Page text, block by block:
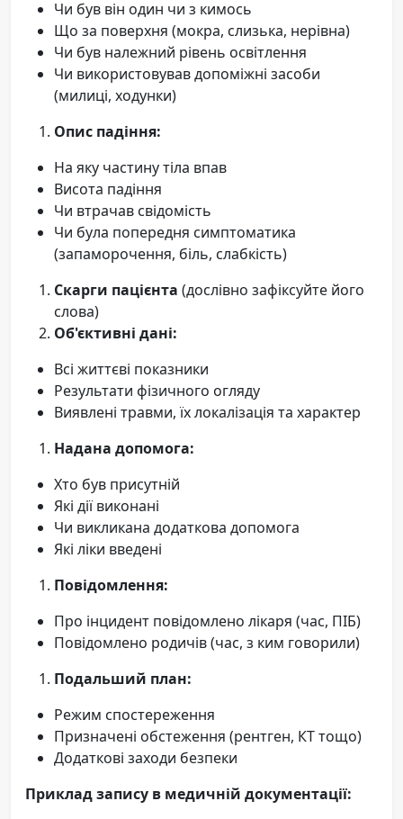
Чи був він один чи з кимось
Що за поверхня (мокра, слизька, нерівна)
Чи був належний рівень освітлення
Чи використовував допоміжні засоби
(милиці, ходунки)
Опис падіння:
На яку частину тіла впав
Висота падіння
Чи втрачав свідомість
Чи була попередня симптоматика
(запаморочення, біль, слабкість)
Скарги пацієнта (дослівно зафіксуйте його
слова)
Об'єктивні дані:
Всі життєві показники
Результати фізичного огляду
Виявлені травми, їх локалізація та характер
Надана допомога:
Хто був присутній
Які дії виконані
Чи викликана додаткова допомога
Які ліки введені
Повідомлення:
Про інцидент повідомлено лікаря (час, ПІБ)
Повідомлено родичів (час, з ким говорили)
Подальший план:
Режим спостереження
Призначені обстеження (рентген, КТ тощо)
Додаткові заходи безпеки
Приклад запису в медичній документації: